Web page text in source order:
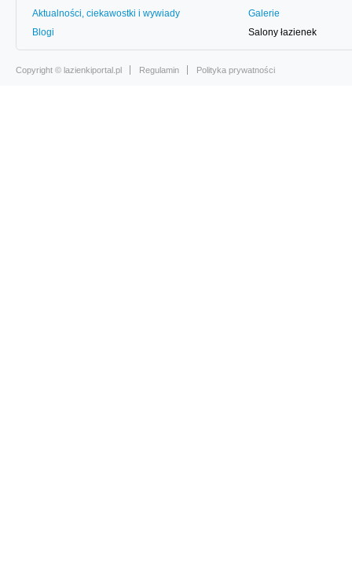
Aktualności, ciekawostki i wywiady
Blogi
Galerie
Salony łazienek
Copyright © lazienkiportal.pl Regulamin Polityka prywatności